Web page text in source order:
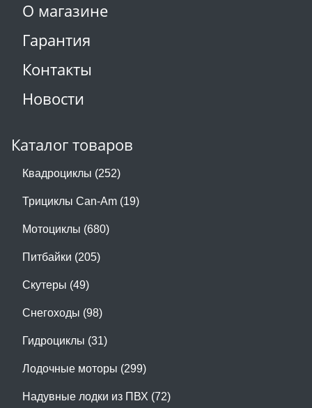
О магазине
Гарантия
Контакты
Новости
Каталог товаров
Квадроциклы (252)
Трициклы Can-Am (19)
Мотоциклы (680)
Питбайки (205)
Скутеры (49)
Снегоходы (98)
Гидроциклы (31)
Лодочные моторы (299)
Надувные лодки из ПВХ (72)